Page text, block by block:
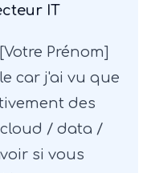
IT
Prénom]
car j'ai vu que
des
/ data /
si vous